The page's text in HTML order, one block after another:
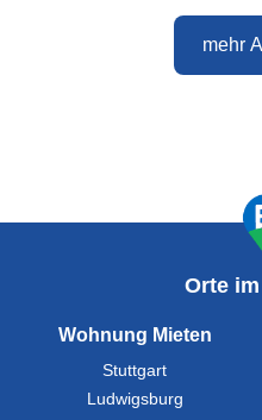
mehr
Orte
Wohnung Mieten
Stuttgart
Ludwigsburg